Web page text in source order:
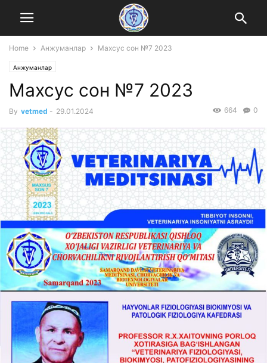
Home Анжуманлар Mахсус сон №7 2023
Анжуманлар
Mахсус сон №7 2023
By vetmed - 29.01.2024 0
664